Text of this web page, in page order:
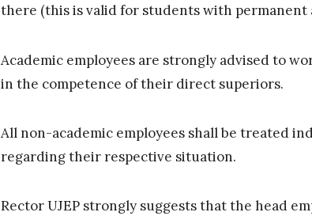
there (this is valid for students with permanent
Academic employees are strongly advised to
in the competence of their direct superiors.
All non-academic employees shall be treated
regarding their respective situation.
Rector UJEP strongly suggests that the head